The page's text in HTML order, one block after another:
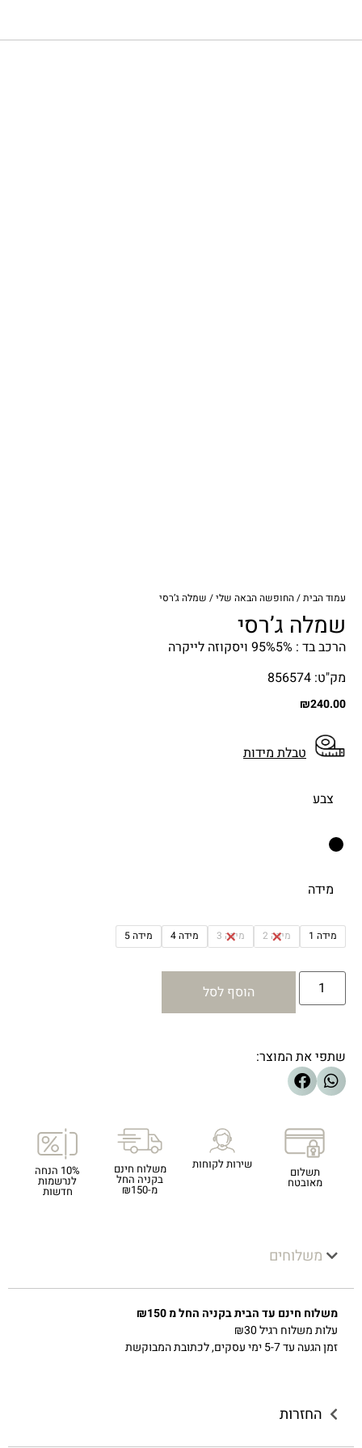
עמוד הבית/החופשה הבאה שלי/ שמלה ג’רסי
שמלה ג’רסי
הרכב בד : 95%5% ויסקוזה לייקרה
מק"ט: 856574
₪240.00
טבלת מידות
צבע
מידה
מידה 1 מידה 2 מידה 3 מידה 4 מידה 5
הוסף לסל
שתפי את המוצר:
תשלום
מאובטח
שירות לקוחות משלוח חינם
בקניה החל
מ-₪150
10% הנחה
לנרשמות
חדשות
משלוחים
משלוח חינם עד הבית בקניה החל מ ₪150
עלות משלוח רגיל ₪30
זמן הגעה עד 5-7 ימי עסקים, לכתובת המבוקשת
החזרות